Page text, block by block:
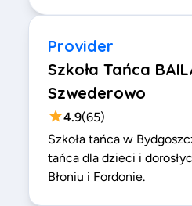
Provider
Szkoła Tańca
Szwederowo
4.9(65)
Szkoła tańca w
tańca dla dzieci i
Błoniu i Fordonie.